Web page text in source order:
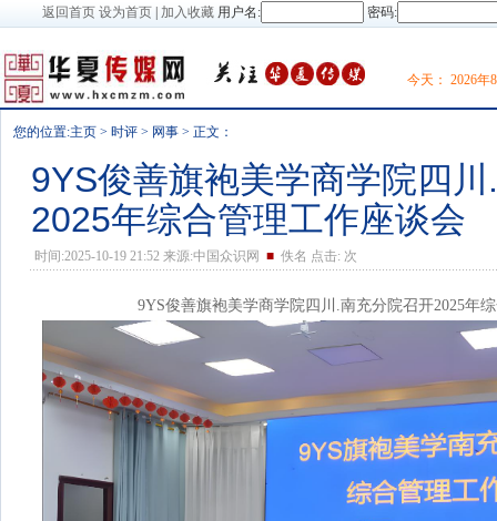
返回首页 设为首页| 加入收藏用户名: 密码:
今天： 2026年
您的位置:主页 > 时评 > 网事 > 正文：
9YS俊善旗袍美学商学院四
2025年综合管理工作座谈会
时间:2025-10-19 21:52 来源:中国众识网 ■佚名 点击: 次
9YS俊善旗袍美学商学院四川.南充分院召开2025年